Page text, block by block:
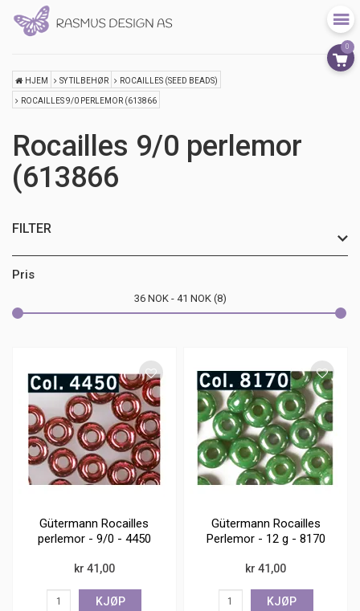
0
HJEM SY TILBEHØR ROCAILLES (SEED BEADS)
ROCAILLES 9/0 PERLEMOR (613866
Rocailles 9/0 perlemor
(613866
FILTER
Pris
36 NOK 41 NOK 8
Gütermann Rocailles
perlemor - 9/0 - 4450
kr 41,00
KJØP
Gütermann Rocailles
Perlemor - 12 g - 8170
kr 41,00
KJØP